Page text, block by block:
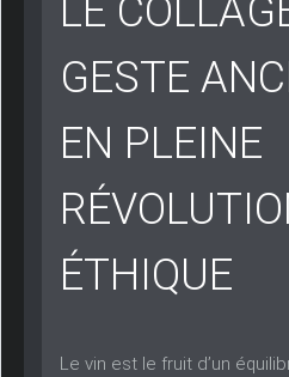
LE
GESTE
EN PLEINE
ÉTHIQUE
Le vin est le fruit d’un